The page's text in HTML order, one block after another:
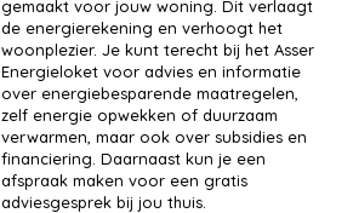
gemaakt voor jouw woning. Dit verlaagt
de energierekening en verhoogt het
woonplezier. Je kunt terecht bij het Asser
Energieloket voor advies en informatie
over energiebesparende maatregelen,
zelf energie opwekken of duurzaam
verwarmen, maar ook over subsidies en
financiering. Daarnaast kun je een
afspraak maken voor een gratis
adviesgesprek bij jou thuis.